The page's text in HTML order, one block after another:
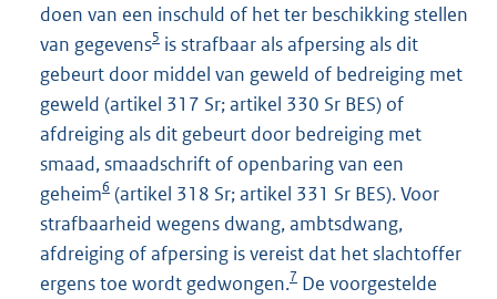
doen van een inschuld of het ter beschikking stellen
van gegevens5 is strafbaar als afpersing als dit
gebeurt door middel van geweld of bedreiging met
geweld (artikel 317 Sr; artikel 330 Sr BES) of
afdreiging als dit gebeurt door bedreiging met
smaad, smaadschrift of openbaring van een
geheim6 (artikel 318 Sr; artikel 331 Sr BES). Voor
strafbaarheid wegens dwang, ambtsdwang,
afdreiging of afpersing is vereist dat het slachtoffer
ergens toe wordt gedwongen.7 De voorgestelde